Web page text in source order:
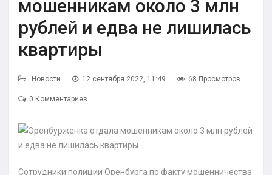
мошенникам около 3 млн
рублей и едва не лишилась
квартиры
Новости 12 сентября 2022, 11:49 68 Просмотров
0 Комментариев
Сотрудники полиции Оренбурга по факту мошенничества